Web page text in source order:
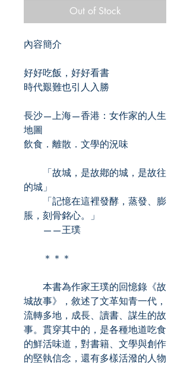
Out of Stock
內容簡介
好好吃飯，好好看書
時代艱難也引人入勝
長沙—上海—香港：女作家的人生
地圖
飲食．離散．文學的況味
「故城，是故鄕的城，是故往
的城」
「記憶在這裡發酵，蒸發、膨
脹，刻骨銘心。」
——王璞
＊＊＊
本書為作家王璞的回憶錄《故
城故事》，敘述了文革知青一代，
流轉多地，成長、讀書、謀生的故
事。貫穿其中的，是各種地道吃食
的鮮活味道，對書籍、文學與創作
的堅執信念，還有多樣活潑的人物